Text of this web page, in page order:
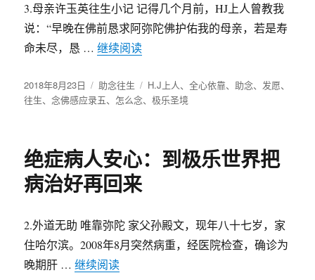
3.母亲许玉英往生小记 记得几个月前，HJ上人曾教我
说：“早晚在佛前恳求阿弥陀佛护佑我的母亲，若是寿
命未尽，恳 …继续阅读
发
布
2018年8月23日
分
类
助念往生
标
签
H.J上人、全心依靠、助念、 发愿、
往生、念佛感应录五、 怎么念、极乐圣境
绝症病人安心：到极乐世界把
病治好再回来
2.外道无助 唯靠弥陀 家父孙殿文，现年八十七岁，家
住哈尔滨。2008年8月突然病重，经医院检查，确诊为
晚期肝 …继续阅读